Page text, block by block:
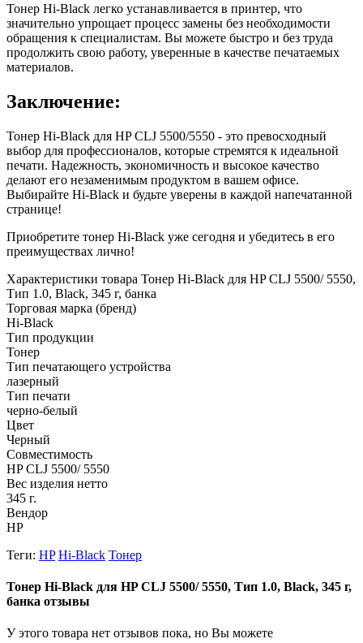
Тонер Hi-Black легко устанавливается в принтер, что
значительно упрощает процесс замены без необходимости
обращения к специалистам. Вы можете быстро и без труда
продолжить свою работу, уверенные в качестве печатаемых
материалов.
Заключение:
Тонер Hi-Black для HP CLJ 5500/5550 - это превосходный
выбор для профессионалов, которые стремятся к идеальной
печати. Надежность, экономичность и высокое качество
делают его незаменимым продуктом в вашем офисе.
Выбирайте Hi-Black и будьте уверены в каждой напечатанной
странице!
Приобретите тонер Hi-Black уже сегодня и убедитесь в его
преимуществах лично!
Характеристики товара Тонер Hi-Black для HP CLJ 5500/ 5550,
Тип 1.0, Black, 345 г, банка
Торговая марка (бренд)
Hi-Black
Тип продукции
Тонер
Тип печатающего устройства
лазерный
Тип печати
черно-белый
Цвет
Черный
Совместимость
HP CLJ 5500/ 5550
Вес изделия нетто
345 г.
Вендор
HP
Теги: HP Hi-Black Тонер
Тонер Hi-Black для HP CLJ 5500/ 5550, Тип 1.0, Black, 345 г,
банка отзывы
У этого товара нет отзывов пока, но Вы можете